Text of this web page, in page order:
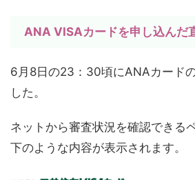
ANA VISAカードを申し込んだ
6月8日の23：30頃にANAカード
した。
ネットから審査状況を確認できる
下のような内容が表示されます。